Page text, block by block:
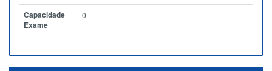
Capacidade
Exame
0